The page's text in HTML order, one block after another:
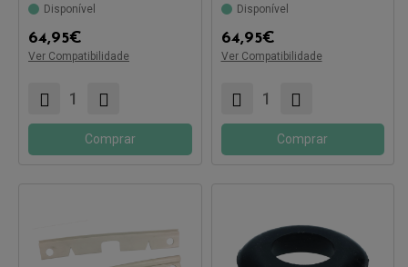
Disponível
64,95€
Ver Compatibilidade
Comprar
Disponível
64,95€
Ver Compatibilidade
Comprar